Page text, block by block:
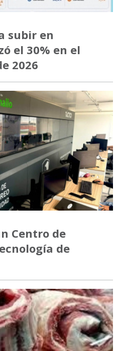
subir en
el 30% en el
2026
Centro de
de